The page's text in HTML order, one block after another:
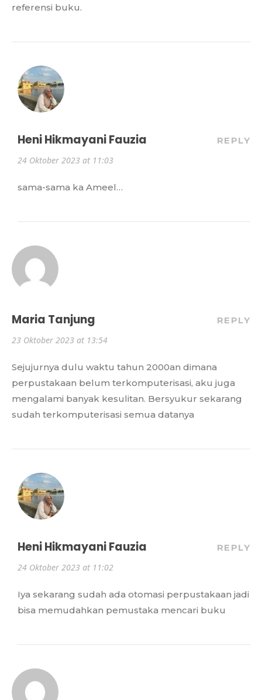
referensi buku.
Heni Hikmayani Fauzia
24 Oktober 2023 at 11:03
REPLY
sama-sama ka Ameel…
Maria Tanjung
23 Oktober 2023 at 13:54
REPLY
Sejujurnya dulu waktu tahun 2000an dimana
perpustakaan belum terkomputerisasi, aku juga
mengalami banyak kesulitan. Bersyukur sekarang
sudah terkomputerisasi semua datanya
Heni Hikmayani Fauzia
24 Oktober 2023 at 11:02
REPLY
Iya sekarang sudah ada otomasi perpustakaan jadi
bisa memudahkan pemustaka mencari buku